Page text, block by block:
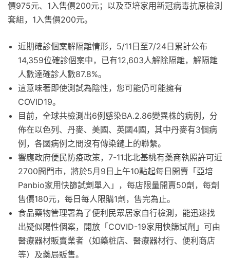
價975元、1入售價200元；以及亞培家用新冠病毒抗原檢測
套組，1入售價200元。
近期確診個案解隔離情形，5/11日至7/24日累計公布
14,359位確診個案中，已有12,603人解除隔離，解隔離
人數達確診人數87.8%。
這意味著即使測試為陰性，您可能仍可能擁有
COVID19。
目前，全球共檢測出6例感染BA.2.86變異株的病例，分
佈在以色列、丹麥、美國、英國4國，其中丹麥有3個病
例，各國病例之間沒有傳染鏈上的聯繫。
響應政府便民防疫政策，7-11北北基桃有藥商執照許可近
2700間門市，將於5月9日上午10點起每日開賣「亞培
Panbio家用快篩試劑單入」，每店限量開賣50劑，每劑
售價180元，每日每人限購1劑，售完為止。
食品藥物管理署為了便利民眾居家自行檢測，能迅速找
出疑似陽性個案，開放「COVID-19家用快篩試劑」可由
醫療器材販賣業者（如藥粧店、醫療器材行、便利商店
等）及藥局販售。